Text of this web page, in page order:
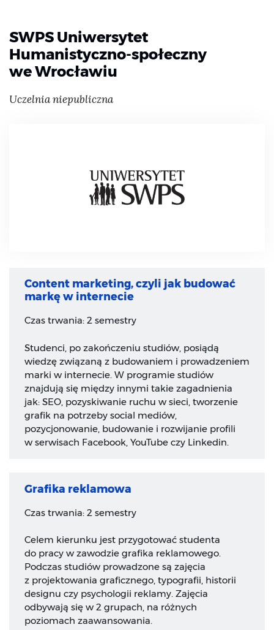
SWPS Uniwersytet
Humanistyczno-społeczny
we Wrocławiu
Uczelnia niepubliczna
Content marketing, czyli jak budować
markę w internecie
Czas trwania: 2 semestry
Studenci, po zakończeniu studiów, posiądą
wiedzę związaną z budowaniem i prowadzeniem
marki w internecie. W programie studiów
znajdują się między innymi takie zagadnienia
jak: SEO, pozyskiwanie ruchu w sieci, tworzenie
grafik na potrzeby social mediów,
pozycjonowanie, budowanie i rozwijanie profili
w serwisach Facebook, YouTube czy Linkedin.
Grafika reklamowa
Czas trwania: 2 semestry
Celem kierunku jest przygotować studenta
do pracy w zawodzie grafika reklamowego.
Podczas studiów prowadzone są zajęcia
z projektowania graficznego, typografii, historii
designu czy psychologii reklamy. Zajęcia
odbywają się w 2 grupach, na różnych
poziomach zaawansowania.